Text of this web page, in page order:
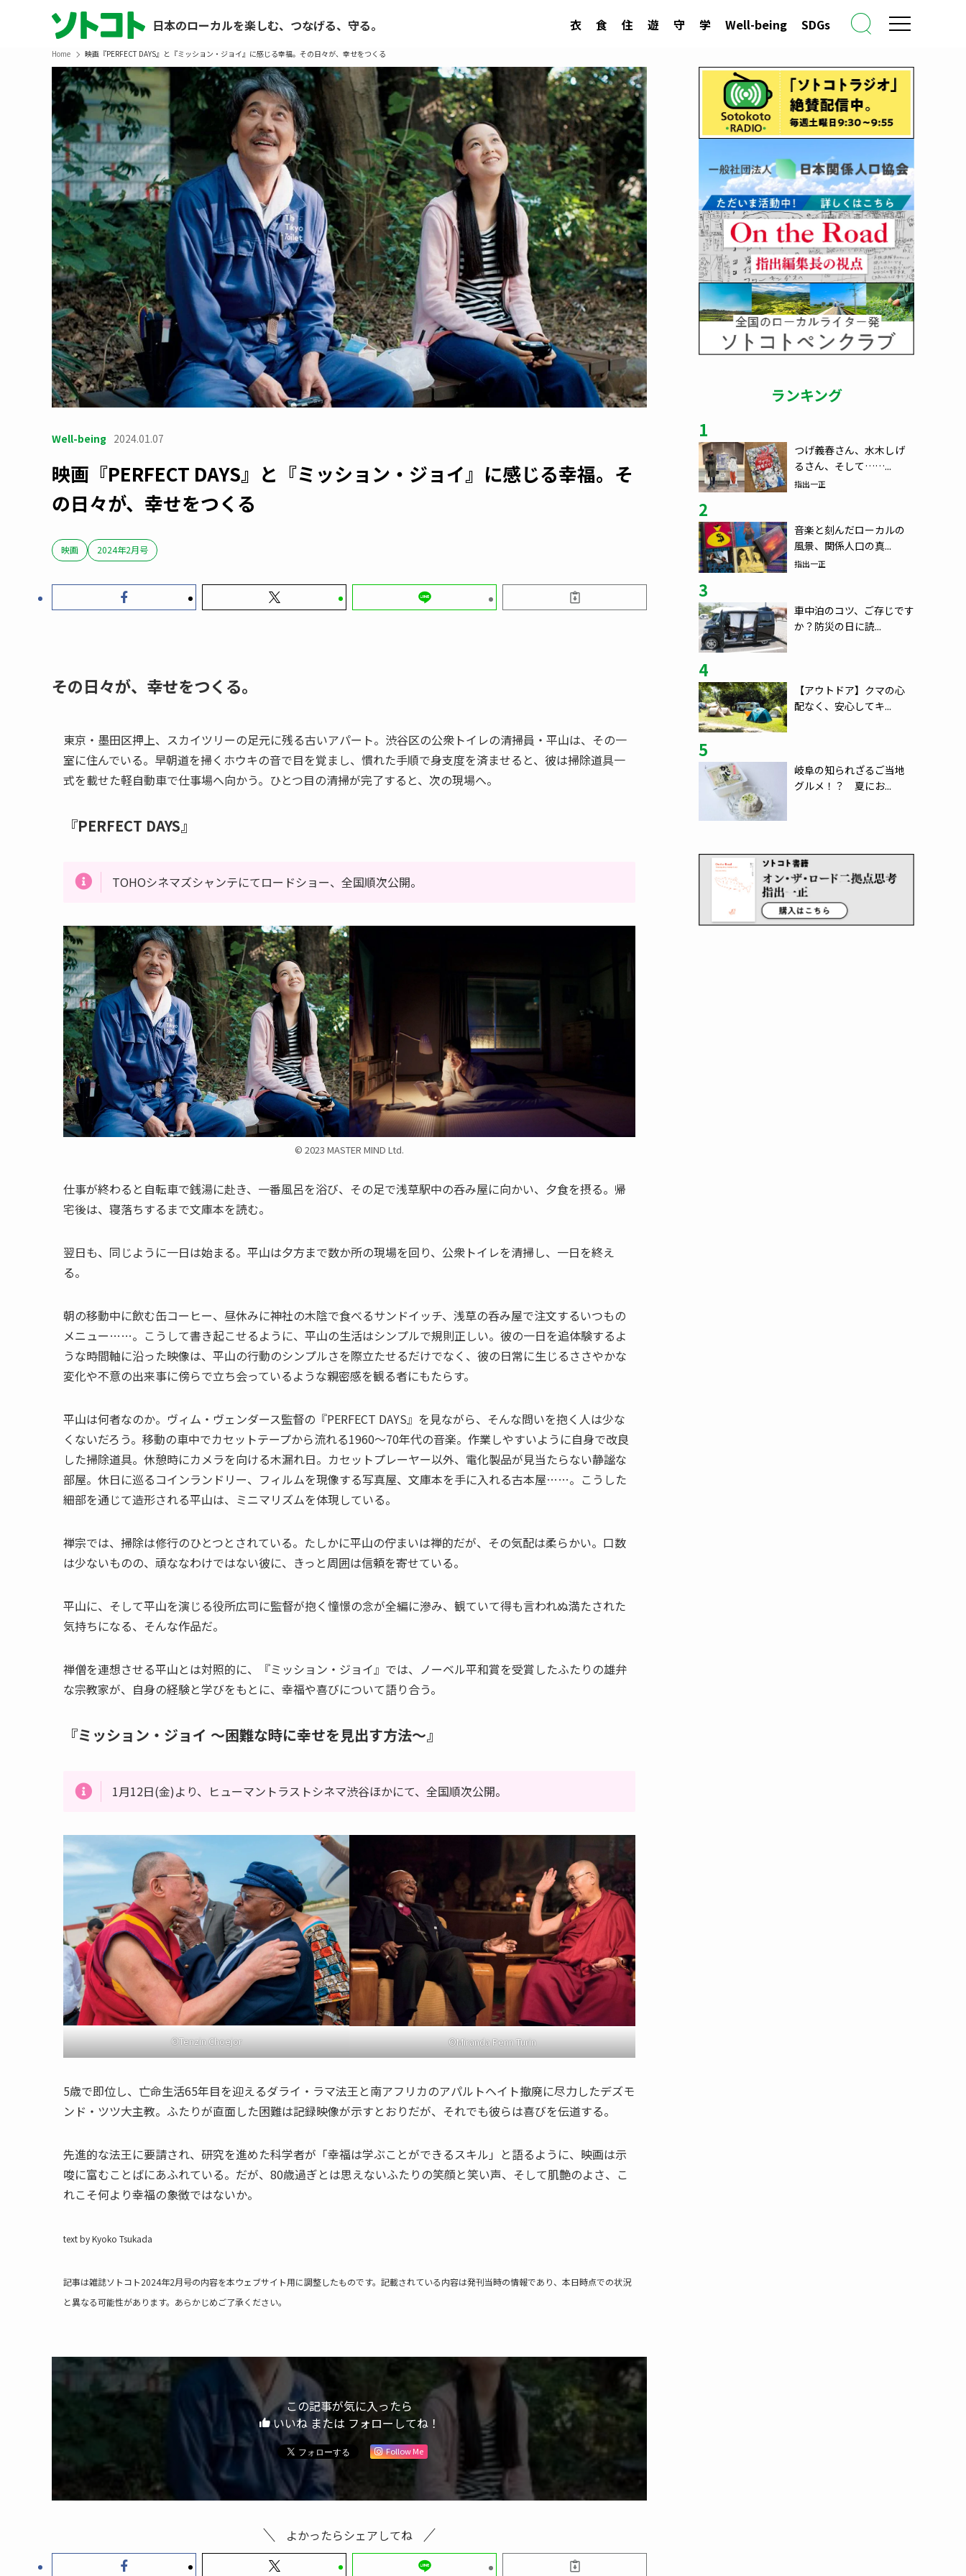
日本のローカルを楽しむ、つなげる、守る。 衣 食 住 遊 守 学 Well-being SDGs
Home 映画『PERFECT DAYS』と『ミッション・ジョイ』に感じる幸福。その日々が、幸せをつくる
Well-being 2024.01.07
映画『PERFECT DAYS』と『ミッション・ジョイ』に感じる幸福。そ
の日々が、幸せをつくる
映画 2024年2月号
その日々が、幸せをつくる。
東京・墨田区押上、スカイツリーの足元に残る古いアパート。渋谷区の公衆トイレの清掃員・平山は、その一
室に住んでいる。早朝道を掃くホウキの音で目を覚まし、慣れた手順で身支度を済ませると、彼は掃除道具一
式を載せた軽自動車で仕事場へ向かう。ひとつ目の清掃が完了すると、次の現場へ。
『PERFECT DAYS』
TOHOシネマズシャンテにてロードショー、全国順次公開。
© 2023 MASTER MIND Ltd.
仕事が終わると自転車で銭湯に赴き、一番風呂を浴び、その足で浅草駅中の呑み屋に向かい、夕食を摂る。帰
宅後は、寝落ちするまで文庫本を読む。
翌日も、同じように一日は始まる。平山は夕方まで数か所の現場を回り、公衆トイレを清掃し、一日を終え
る。
朝の移動中に飲む缶コーヒー、昼休みに神社の木陰で食べるサンドイッチ、浅草の呑み屋で注文するいつもの
メニュー……。こうして書き起こせるように、平山の生活はシンプルで規則正しい。彼の一日を追体験するよ
うな時間軸に沿った映像は、平山の行動のシンプルさを際立たせるだけでなく、彼の日常に生じるささやかな
変化や不意の出来事に傍らで立ち会っているような親密感を観る者にもたらす。
平山は何者なのか。ヴィム・ヴェンダース監督の『PERFECT DAYS』を見ながら、そんな問いを抱く人は少な
くないだろう。移動の車中でカセットテープから流れる1960～70年代の音楽。作業しやすいように自身で改良
した掃除道具。休憩時にカメラを向ける木漏れ日。カセットプレーヤー以外、電化製品が見当たらない静謐な
部屋。休日に巡るコインランドリー、フィルムを現像する写真屋、文庫本を手に入れる古本屋……。こうした
細部を通じて造形される平山は、ミニマリズムを体現している。
禅宗では、掃除は修行のひとつとされている。たしかに平山の佇まいは禅的だが、その気配は柔らかい。口数
は少ないものの、頑ななわけではない彼に、きっと周囲は信頼を寄せている。
平山に、そして平山を演じる役所広司に監督が抱く憧憬の念が全編に滲み、観ていて得も言われぬ満たされた
気持ちになる、そんな作品だ。
禅僧を連想させる平山とは対照的に、『ミッション・ジョイ』では、ノーベル平和賞を受賞したふたりの雄弁
な宗教家が、自身の経験と学びをもとに、幸福や喜びについて語り合う。
『ミッション・ジョイ ～困難な時に幸せを見出す方法～』
1月12日(金)より、ヒューマントラストシネマ渋谷ほかにて、全国順次公開。
©Tenzin Choejor ©Miranda Penn Turin
5歳で即位し、亡命生活65年目を迎えるダライ・ラマ法王と南アフリカのアパルトヘイト撤廃に尽力したデズモ
ンド・ツツ大主教。ふたりが直面した困難は記録映像が示すとおりだが、それでも彼らは喜びを伝道する。
先進的な法王に要請され、研究を進めた科学者が「幸福は学ぶことができるスキル」と語るように、映画は示
唆に富むことばにあふれている。だが、80歳過ぎとは思えないふたりの笑顔と笑い声、そして肌艶のよさ、こ
れこそ何より幸福の象徴ではないか。
text by Kyoko Tsukada
記事は雑誌ソトコト2024年2月号の内容を本ウェブサイト用に調整したものです。記載されている内容は発刊当時の情報であり、本日時点での状況
と異なる可能性があります。あらかじめご了承ください。
この記事が気に入ったら
いいね または フォローしてね！
Follow Me
よかったらシェアしてね
ランキング
1
つげ義春さん、水木しげ
るさん、そして……...
指出一正
2
音楽と刻んだローカルの
風景、関係人口の真...
指出一正
3
車中泊のコツ、ご存じです
か？防災の日に読...
4
【アウトドア】クマの心
配なく、安心してキ...
5
岐阜の知られざるご当地
グルメ！？ 夏にお...